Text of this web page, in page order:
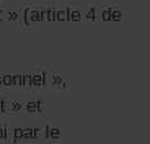
» (article 4 de
»,
» et
par le